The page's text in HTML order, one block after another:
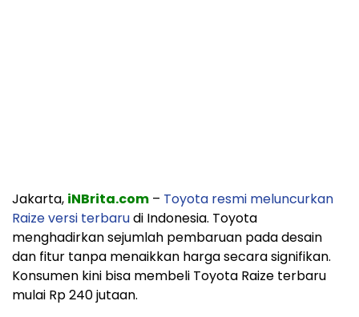
Jakarta, iNBrita.com – Toyota resmi meluncurkan
Raize versi terbarudi Indonesia. Toyota
menghadirkan sejumlah pembaruan pada desain
dan fitur tanpa menaikkan harga secara signifikan.
Konsumen kini bisa membeli Toyota Raize terbaru
mulai Rp 240 jutaan.